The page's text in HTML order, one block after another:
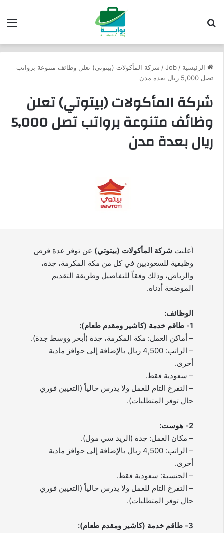
الرئيسية /
Job
/ شركة المأكولات (بيتوتي) تعلن وظائف متنوعة برواتب
تصل 5,000 ريال بعدة مدن
شركة المأكولات (بيتوتي) تعلن
وظائف متنوعة برواتب تصل 5,000
ريال بعدة مدن
أعلنت شركة المأكولات (بيتوتي) عن توفر عدة فرص
وظيفية للسعوديين في كل من مكة المكرمة، جدة،
والرياض، وذلك وفقاً للتفاصيل وطريقة التقديم
الموضحة أدناه.
الوظائف:
1- طاقم خدمة (كاشير ومقدم طعام):
– أماكن العمل: مكة المكرمة، جدة (أبحر ووسط جدة).
– الراتب: 4,500 ريال بالإضافة إلى حوافز مادية
أخرى.
– سعودية فقط.
– التفرغ التام للعمل ولا يدرس حالياً (التعيين فوري
حال توفر المتطلبات).
2- هوست:
– مكان العمل: جدة (الريد سي مول).
– الراتب: 4,500 ريال بالإضافة إلى حوافز مادية
أخرى.
– الجنسية: سعودية فقط.
– التفرغ التام للعمل ولا يدرس حالياً (التعيين فوري
حال توفر المتطلبات).
3- طاقم خدمة (كاشير ومقدم طعام):